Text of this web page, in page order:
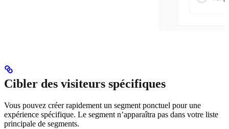
Cibler des visiteurs spécifiques
Vous pouvez créer rapidement un segment ponctuel pour une
expérience spécifique. Le segment n’apparaîtra pas dans votre liste
principale de segments.